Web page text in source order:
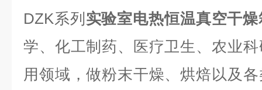
DZK系列 实验室电热恒温真空干燥
学、化工制药、医疗卫生、农业
用领域，做粉末干燥、烘焙以及